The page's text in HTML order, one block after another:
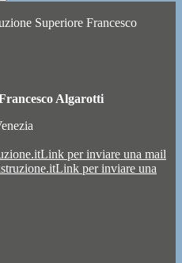
Superiore Francesco
Algarotti
Link per inviare una mail
Link per inviare una